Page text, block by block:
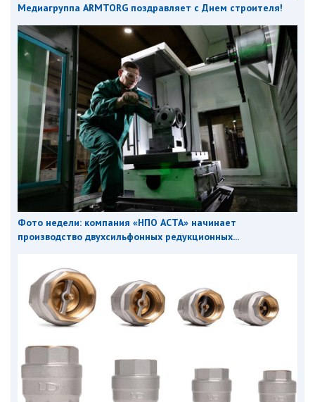
Медиагруппа ARMTORG поздравляет с Днем строителя!
Фото недели: компания «НПО АСТА» начинает
производство двухсильфонных редукционных...